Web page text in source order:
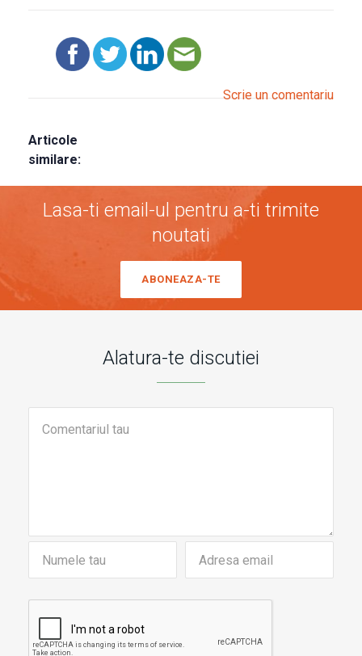
Scrie un comentariu
Articole
similare:
Lasa-ti email-ul pentru a-ti trimite
noutati
ABONEAZA-TE
Alatura-te discutiei